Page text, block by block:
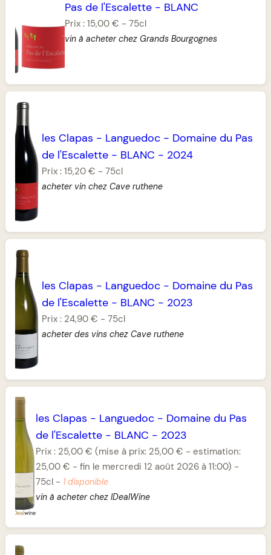
Pas de l'Escalette- BLANC
Prix : 15,00 € - 75cl
vin à acheter chez Grands Bourgognes
les Clapas - Languedoc - Domaine du Pas
de l'Escalette - BLANC - 2024
Prix :15,20 € -75cl
acheter vin chez Cave ruthene
les Clapas - Languedoc - Domaine du Pas
de l'Escalette - BLANC - 2023
Prix : 24,90 € -75cl
acheter des vins chez Cave ruthene
les Clapas - Languedoc- Domaine du Pas
de l'Escalette- BLANC - 2023
Prix : 25,00 € (mise à prix: 25,00 € - estimation:
25,00 € - fin le mercredi 12 août 2026 à 11:00) -
75cl- 1 disponible
vin à acheter chez IDealWine